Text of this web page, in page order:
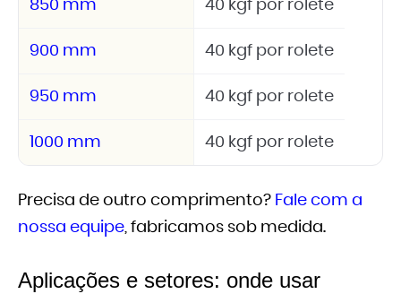
850 mm 40 kgf por rolete
900 mm 40 kgf por rolete
950 mm 40 kgf por rolete
1000 mm 40 kgf por rolete
Precisa de outro comprimento? Fale com a
nossa equipe, fabricamos sob medida.
Aplicações e setores: onde usar